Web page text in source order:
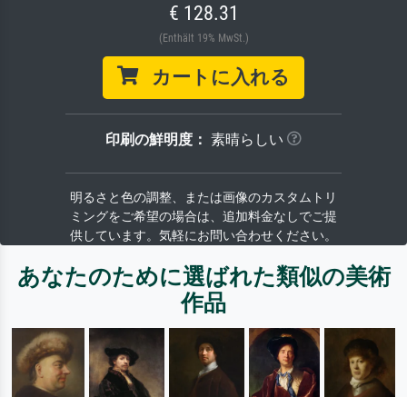
€ 128.31
(Enthält 19% MwSt.)
カートに入れる
印刷の鮮明度： 素晴らしい
明るさと色の調整、または画像のカスタムトリ
ミングをご希望の場合は、追加料金なしでご提
供しています。気軽にお問い合わせください。
あなたのために選ばれた類似の美術
作品